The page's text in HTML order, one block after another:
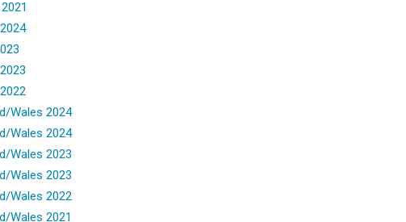
Wales 2024
Wales 2024
Wales 2023
Wales 2023
Wales 2022
Wales 2021